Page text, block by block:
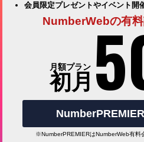
会員限定プレゼントやイベント開
NumberWebの有料
月額プラン
初月
※NumberPREMIERはNumberWeb有料